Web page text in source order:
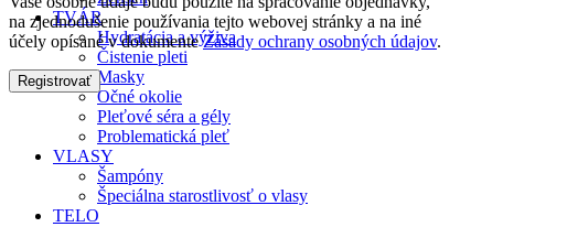
na zjednodušenie používania tejto webovej stránky a na iné
účely opísané v dokumenteZásady ochrany osobných údajov.
Registrovať
TVÁR
Hydratácia a výživa
Čistenie pleti
Masky
Očné okolie
Pleťové séra a gély
Problematická pleť
VLASY
Šampóny
Špeciálna starostlivosť o vlasy
TELO